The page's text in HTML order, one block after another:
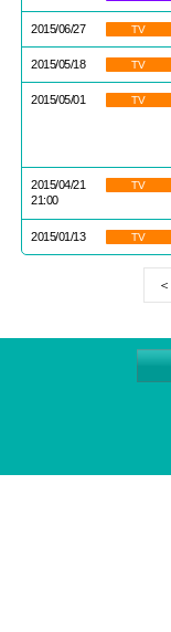
2015/06/27 TV
2015/05/18 TV
2015/05/01 TV
2015/04/21
21:00
TV
2015/01/13 TV
＜
TWITTER